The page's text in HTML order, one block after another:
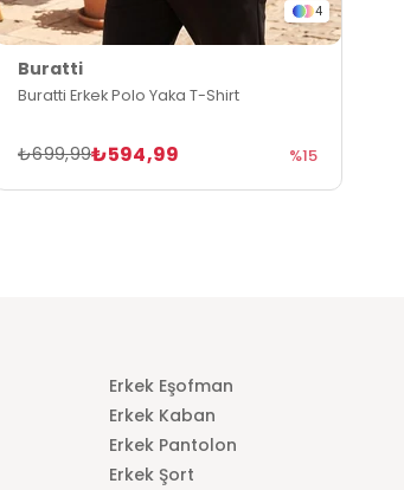
4
Buratti
Buratti Erkek Polo Yaka T-Shirt
₺594,99
₺699,99 %15
Erkek Eşofman
Erkek Kaban
Erkek Pantolon
Erkek Şort